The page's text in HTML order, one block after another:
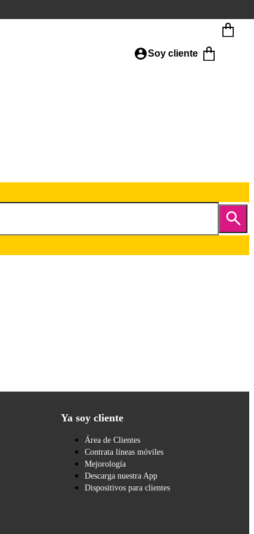
Soy cliente
Ya soy cliente
Área de Clientes
Contrata líneas móviles
Mejorología
Descarga nuestra App
Dispositivos para clientes